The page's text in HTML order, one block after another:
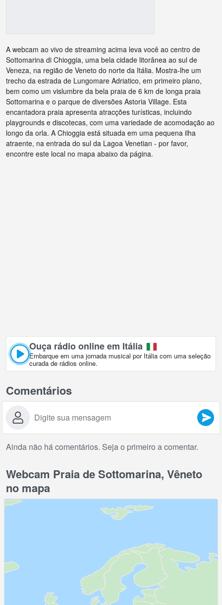
A webcam ao vivo de streaming acima leva você ao centro de
Sottomarina di Chioggia, uma bela cidade litorânea ao sul de
Veneza, na região de Veneto do norte da Itália. Mostra-lhe um
trecho da estrada de Lungomare Adriatico, em primeiro plano,
bem como um vislumbre da bela praia de 6 km de longa praia
Sottomarina e o parque de diversões Astoria Village. Esta
encantadora praia apresenta atracções turísticas, incluindo
playgrounds e discotecas, com uma variedade de acomodação ao
longo da orla. A Chioggia está situada em uma pequena ilha
atraente, na entrada do sul da Lagoa Venetian - por favor,
encontre este local no mapa abaixo da página.
Ouça rádio online em Itália
Embarque em uma jornada musical por Itália com uma seleção
curada de rádios online.
Comentários
Ainda não há comentários. Seja o primeiro a comentar.
Webcam Praia de Sottomarina, Vêneto
no mapa